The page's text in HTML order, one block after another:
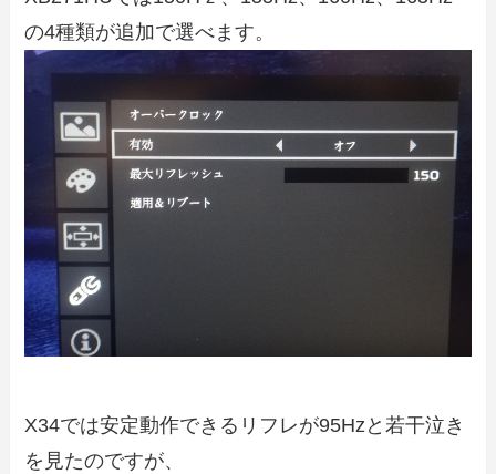
の4種類が追加で選べます。
X34では安定動作できるリフレが95Hzと若干泣き
を見たのですが、